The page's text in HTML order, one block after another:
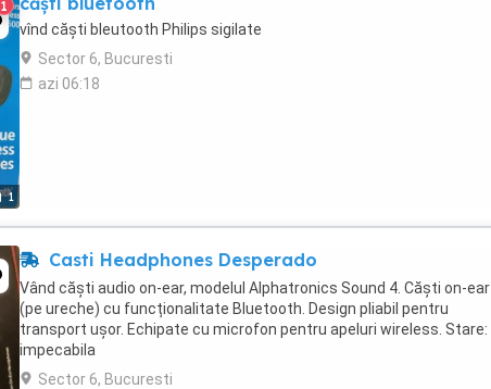
1
1
vînd căști bleutooth Philips sigilate
Sector 6, Bucuresti
azi 06:18
Casti Headphones Desperado
Vând căști audio on-ear, modelul Alphatronics Sound 4. Căști on-ear
(pe ureche) cu funcționalitate Bluetooth. Design pliabil pentru
transport ușor. Echipate cu microfon pentru apeluri wireless. Stare:
impecabila
Sector 6, Bucuresti